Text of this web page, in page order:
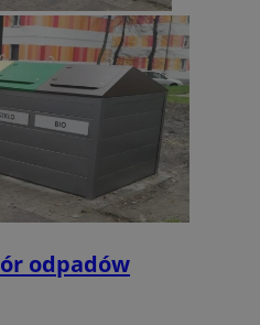
odpadów